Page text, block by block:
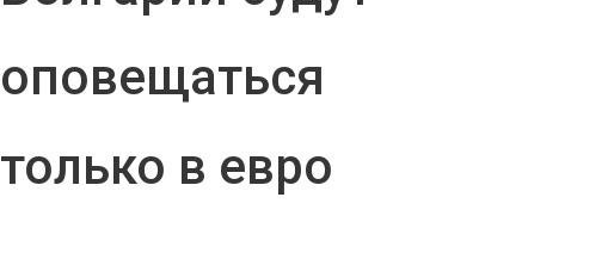
оповещаться
только в евро